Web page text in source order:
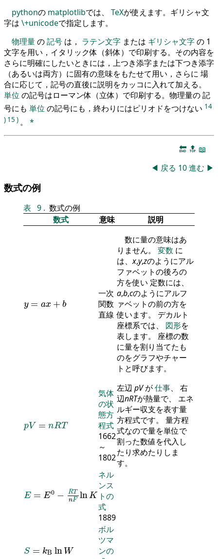
pythonの matplotlibでは、 TeXが使えます。ギリシャ文
字は \+unicodeで指定します。
物理量の記号 は， ラテン文字 または ギリシャ文字の 1
文字を用い，イタリック体（斜体）で印刷する。その内容を
さらに明確にしたいときには，上つき添字または下つき添字
（あるいは両方）に固有の意味をもたせて用い，さらに 場
合に応じて，記号の直後に説明をカッコに入れて加える。
単位の記号はローマン体（立体）で印刷する。物理量の 記
号にも 単位の記号にも，終わりにはピリオドをつけない 14
) 15 ) 。 *
🔚 🔝 📖
◀ 戻る 10進む ▶
数式の例
表 9 . 数式の例
数式
意味 説明
y = ax + b
y x+b
一次
関数
直線
数に量の意味はあ
りません。 変数 に
は、x,y,zのようにアル
ファベットの後ろの
方を使い 定数には、
a,b,cのようにアルフ
ァベットの前の方を
使います。 デカルト
座標系では、 図形を
表します。 座標の数
に量を割り当てたも
のをグラフやチャー
トと呼びます。
pV = nRT
pV= RT
気体
の状
態方
程式
1662
～
1802
左辺 pVが仕事、 右
辺nRTが熱量で、 エネ
ルギー収支を表す量
方程式です。 量方程
式なので量を単位で
割った数値を代入し
たり求めたりしま
す。
E = E0 − RT
nF lnK
E= 0-RT FlnK
ネル
ンス
トの
式
1889
S = kB ln W
S= Bln W
ボル
ツマ
ンの